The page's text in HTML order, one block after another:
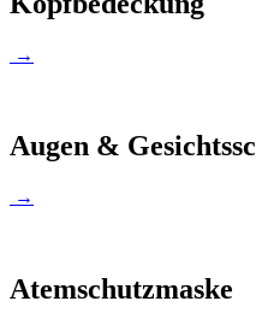
→
Augen &
→
Atemschutzmaske